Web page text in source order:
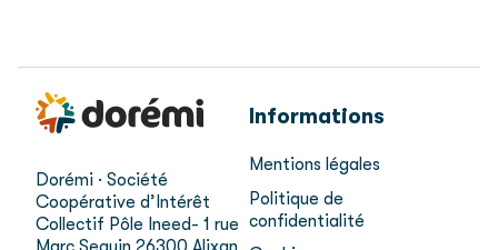
Dorémi · Société
Coopérative d’Intérêt
Collectif Pôle Ineed- 1 rue
Informations
Mentions légales
Politique de
confidentialité